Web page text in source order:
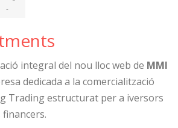
-
integral del nou lloc web de MMI
dedicada a la comercialització
Trading estructurat per a iversors